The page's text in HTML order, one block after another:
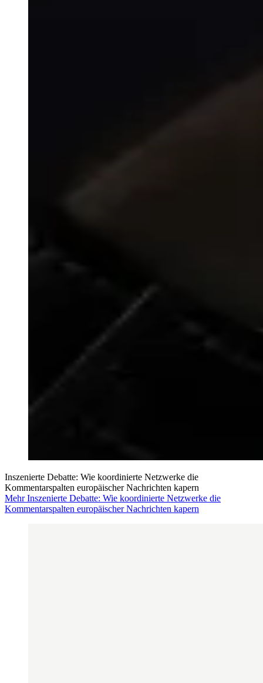
Inszenierte Debatte: Wie koordinierte Netzwerke die
Kommentarspalten europäischer Nachrichten kapern
Mehr Inszenierte Debatte: Wie koordinierte Netzwerke die
Kommentarspalten europäischer Nachrichten kapern